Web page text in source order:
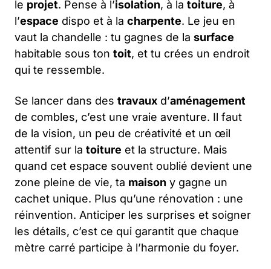
le projet. Pense à l’isolation, à la toiture, à
l’espace dispo et à la charpente. Le jeu en
vaut la chandelle : tu gagnes de la surface
habitable sous ton toit, et tu crées un endroit
qui te ressemble.
Se lancer dans des travaux d’aménagement
de combles, c’est une vraie aventure. Il faut
de la vision, un peu de créativité et un œil
attentif sur la toiture et la structure. Mais
quand cet espace souvent oublié devient une
zone pleine de vie, ta maison y gagne un
cachet unique. Plus qu’une rénovation : une
réinvention. Anticiper les surprises et soigner
les détails, c’est ce qui garantit que chaque
mètre carré participe à l’harmonie du foyer.